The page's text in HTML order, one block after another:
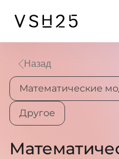
Назад
Математические
Другое